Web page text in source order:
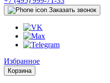
Заказать звонок
Избранное
Корзина